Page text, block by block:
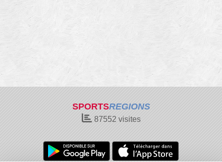
SPORTSREGIONS
87552 visites